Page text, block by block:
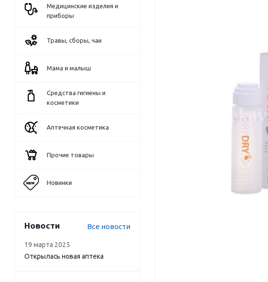
Медицинские изделия и
приборы
Травы, сборы, чаи
Мама и малыш
Средства гигиены и
косметики
Аптечная косметика
Прочие товары
Новинки
Новости Все новости
19 марта 2025
Открылась новая аптека